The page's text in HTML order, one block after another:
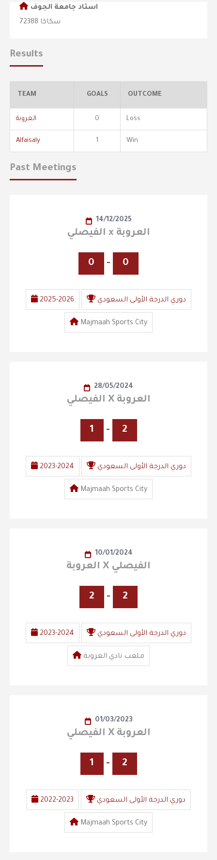
استاد جامعة الجوف
سكاكا 72388
Results
TEAM GOALS OUTCOME
العروبة 0 Loss
Alfaisaly 1 Win
Past Meetings
14/12/2025
الفيصلي x العروبة
0 - 0
2025-2026 دوري الدرجة الأولى السعودي
Majmaah Sports City
28/05/2024
الفيصلي X العروبة
1 - 2
2023-2024 دوري الدرجة الأولى السعودي
Majmaah Sports City
10/01/2024
العروبة X الفيصلي
2 - 2
2023-2024 دوري الدرجة الأولى السعودي
ملعب نادي العروبة
01/03/2023
الفيصلي X العروبة
1 - 2
2022-2023 دوري الدرجة الأولى السعودي
Majmaah Sports City